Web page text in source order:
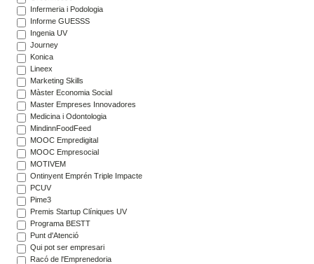
Infermeria i Podologia
Informe GUESSS
Ingenia UV
Journey
Konica
Lineex
Marketing Skills
Màster Economia Social
Master Empreses Innovadores
Medicina i Odontologia
MindinnFoodFeed
MOOC Empredigital
MOOC Empresocial
MOTIVEM
Ontinyent Emprén Triple Impacte
PCUV
Pime3
Premis Startup Clíniques UV
Programa BESTT
Punt d'Atenció
Qui pot ser empresari
Racó de l'Emprenedoria